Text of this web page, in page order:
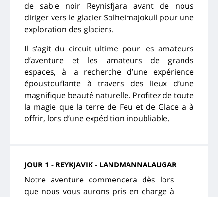
de sable noir Reynisfjara avant de nous
diriger vers le glacier Solheimajokull pour une
exploration des glaciers.
Il s’agit du circuit ultime pour les amateurs
d’aventure et les amateurs de grands
espaces, à la recherche d’une expérience
époustouflante à travers des lieux d’une
magnifique beauté naturelle. Profitez de toute
la magie que la terre de Feu et de Glace a à
offrir, lors d’une expédition inoubliable.
JOUR 1 - REYKJAVIK - LANDMANNALAUGAR
Notre aventure commencera dès lors
que nous vous aurons pris en charge à